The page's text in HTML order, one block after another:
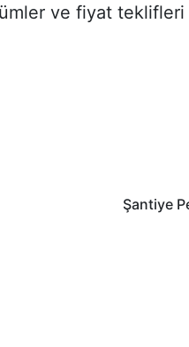
ve fiyat
Şantiye